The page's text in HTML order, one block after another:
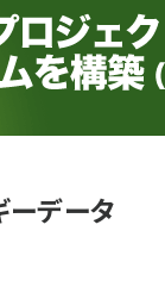
データ